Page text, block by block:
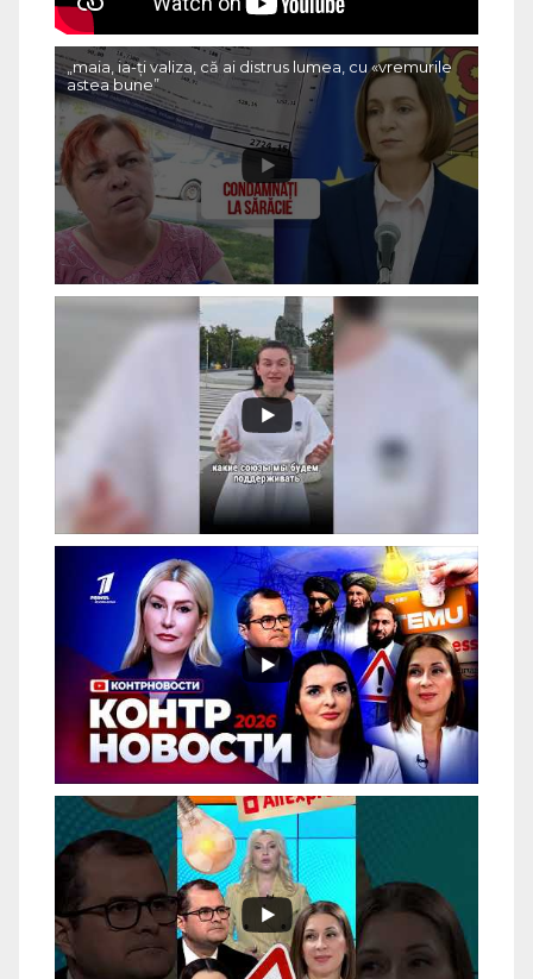
„maia, ia-ți valiza, că ai distrus lumea, cu «vremurile
astea bune”